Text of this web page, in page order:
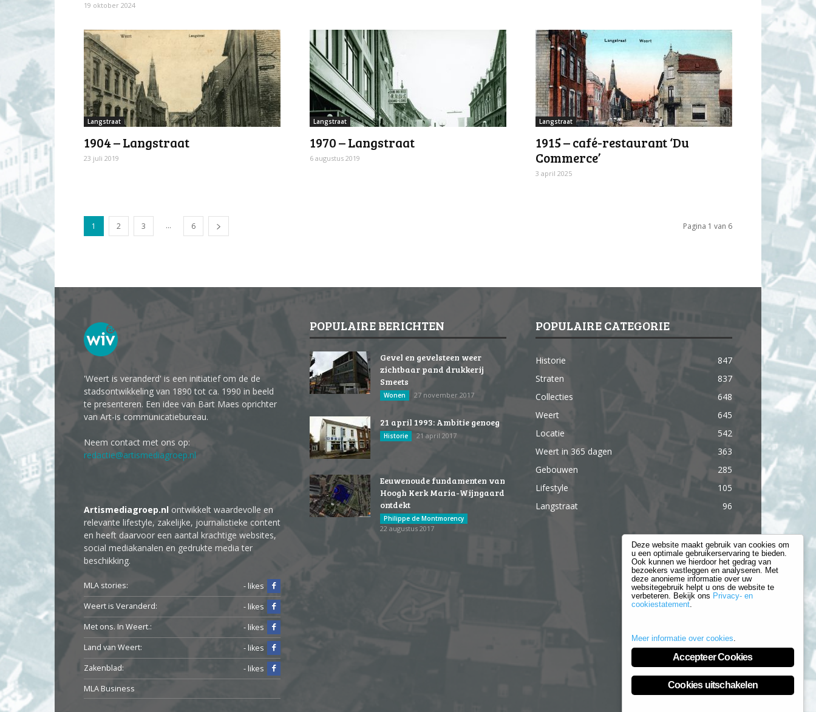
19 oktober 2024
Langstraat
1904 – Langstraat
23 juli 2019
Langstraat
1970 – Langstraat
6 augustus 2019
Langstraat
1915 – café-restaurant ‘Du
Commerce’
3 april 2025
1 2 3 ... 6 Pagina 1 van 6
'Weert is veranderd' is een initiatief om de de
stadsontwikkeling van 1890 tot ca. 1990 in beeld
te presenteren. Een idee van Bart Maes oprichter
van Art-is communicatiebureau.
Neem contact met ons op:
redactie@artismediagroep.nl
Artismediagroep.nl ontwikkelt waardevolle en
relevante lifestyle, zakelijke, journalistieke content
en heeft daarvoor een aantal krachtige websites,
social mediakanalen en gedrukte media ter
beschikking.
MLA stories:
- likes
Weert is Veranderd:
- likes
Met ons. In Weert.:
- likes
Land van Weert:
- likes
Zakenblad:
- likes
MLA Business
POPULAIRE BERICHTEN
Gevel en gevelsteen weer
zichtbaar pand drukkerij
Smeets
Wonen 27 november 2017
21 april 1993: Ambitie genoeg
Historie 21 april 2017
Eeuwenoude fundamenten van
Hoogh Kerk Maria-Wijngaard
ontdekt
Philippe de Montmorency
22 augustus 2017
POPULAIRE CATEGORIE
Historie
847
Straten
837
Collecties
648
Weert
645
Locatie
542
Weert in 365 dagen
363
Gebouwen
285
Lifestyle
105
Langstraat
96
Deze website maakt gebruik van cookies om
u een optimale gebruikerservaring te bieden.
Ook kunnen we hierdoor het gedrag van
bezoekers vastleggen en analyseren. Met
deze anonieme informatie over uw
websitegebruik helpt u ons de website te
verbeteren. Bekijk ons Privacy- en
cookiestatement.
Meer informatie over cookies.
Accepteer Cookies
Cookies uitschakelen